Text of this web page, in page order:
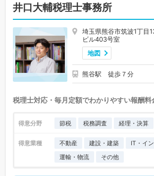
井口大輔税理士事務所
埼玉県熊谷市筑波1丁
ビル403号室
地図
熊谷駅 徒歩７分
税理士対応・毎月定額でわかりやすい報酬料
得意分野 節税 税務調査 経理・決算
得意業種 不動産 建設・建築
IT・イ
運輸・物流
その他